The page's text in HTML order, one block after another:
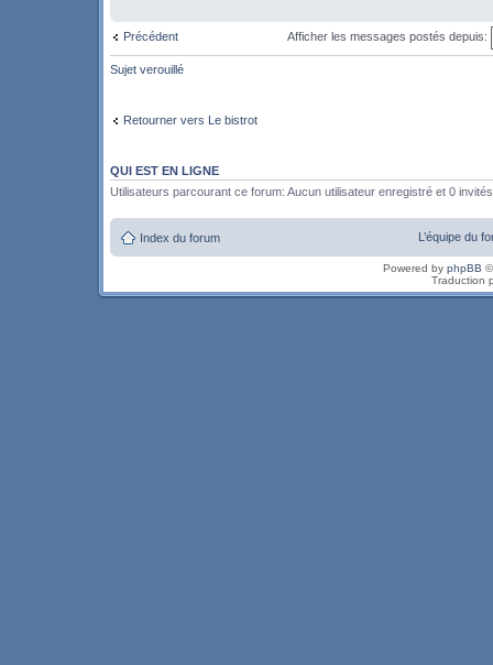
Précédent Afficher les messages postés depuis:
Sujet verouillé
Retourner vers Le bistrot
QUI EST EN LIGNE
Utilisateurs parcourant ce forum: Aucun utilisateur enregistré et 0 invités
Index du forum L’équipe du
Powered by phpBB
Traduction